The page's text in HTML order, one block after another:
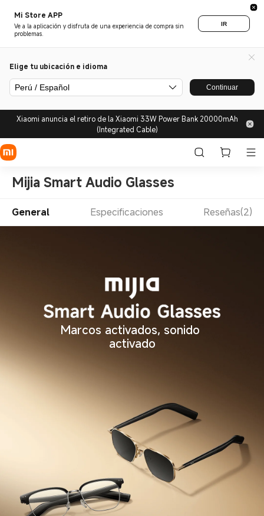
Mi Store APP
Ve a la aplicación y disfruta de una experiencia de compra sin
problemas.
IR
Elige tu ubicación e idioma
Perú / Español Continuar
Xiaomi anuncia el retiro de la Xiaomi 33W Power Bank 20000mAh
(Integrated Cable)
Mijia Smart Audio Glasses
General Especificaciones Reseñas(2)
Marcos activados, sonido
activado